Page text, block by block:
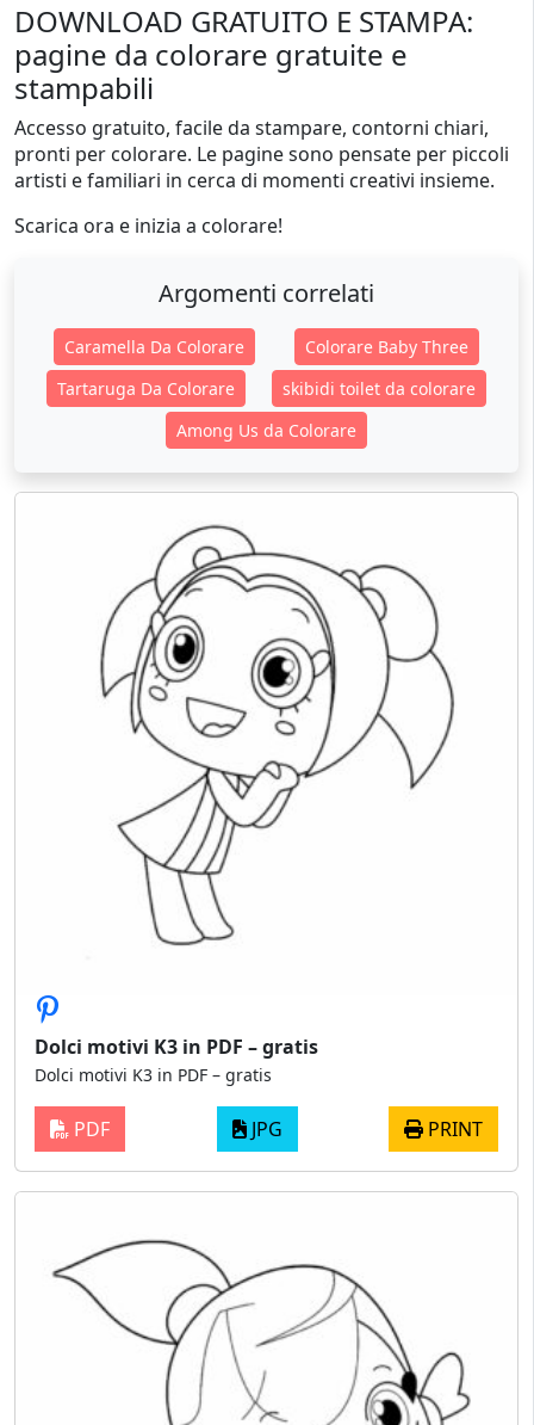
DOWNLOAD GRATUITO E STAMPA:
pagine da colorare gratuite e
stampabili
Accesso gratuito, facile da stampare, contorni chiari,
pronti per colorare. Le pagine sono pensate per piccoli
artisti e familiari in cerca di momenti creativi insieme.
Scarica ora e inizia a colorare!
Argomenti correlati
Caramella Da Colorare
Colorare Baby Three
Tartaruga Da Colorare
skibidi toilet da colorare
Among Us da Colorare
Dolci motivi K3 in PDF – gratis
Dolci motivi K3 in PDF – gratis
PDF JPG PRINT